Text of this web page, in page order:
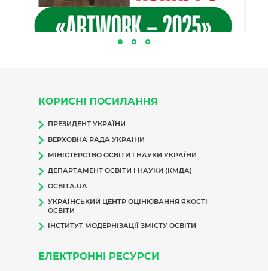
КОРИСНІ ПОСИЛАННЯ
ПРЕЗИДЕНТ УКРАЇНИ
ВЕРХОВНА РАДА УКРАЇНИ
МІНІСТЕРСТВО ОСВІТИ І НАУКИ УКРАЇНИ
ДЕПАРТАМЕНТ ОСВІТИ І НАУКИ (КМДА)
ОСВІТА.UA
УКРАЇНСЬКИЙ ЦЕНТР ОЦІНЮВАННЯ ЯКОСТІ
ОСВІТИ
ІНСТИТУТ МОДЕРНІЗАЦІЇ ЗМІСТУ ОСВІТИ
ЕЛЕКТРОННІ РЕСУРСИ